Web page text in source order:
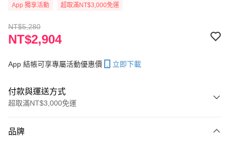
App 獨享活動 超取滿NT$3,000免運
NT$5,280
NT$2,904
App 結帳可享專屬活動優惠價 立即下載
付款與運送方式
超取滿NT$3,000免運
信用卡一次付款
品牌